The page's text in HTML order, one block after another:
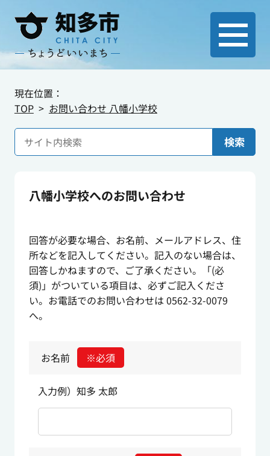
現在位置：
TOP
お問い合わせ 八幡小学校
検索
八幡小学校へのお問い合わせ
回答が必要な場合、お名前、メールアドレス、住
所などを記入してください。記入のない場合は、
回答しかねますので、ご了承ください。「(必
須)」がついている項目は、必ずご記入くださ
い。お電話でのお問い合わせは 0562-32-0079
へ。
お名前 ※必須
入力例）知多 太郎